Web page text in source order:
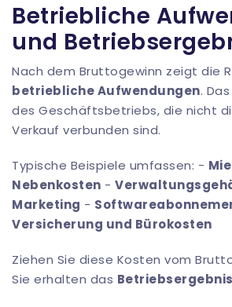
Betriebliche
und
Nach dem Bruttogewinn zeigt die
betriebliche Aufwendungen.
des Geschäftsbetriebs, die nicht
Verkauf verbunden sind.
Typische Beispiele umfassen: -
Nebenkosten -
Marketing -
Versicherung und Bürokosten
Ziehen Sie diese Kosten vom
Sie erhalten das Betriebsergebnis